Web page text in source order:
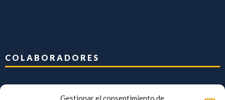
Gestionar el consentimiento de
COLABORADORES